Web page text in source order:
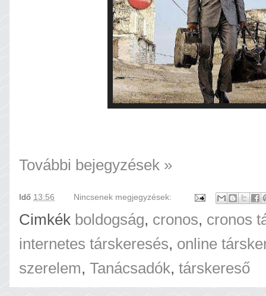
További bejegyzések »
Idő 13:56 Nincsenek megjegyzések:
Cimkék boldogság, cronos, cronos
internetes társkeresés, online
szerelem, Tanácsadók, társkereső